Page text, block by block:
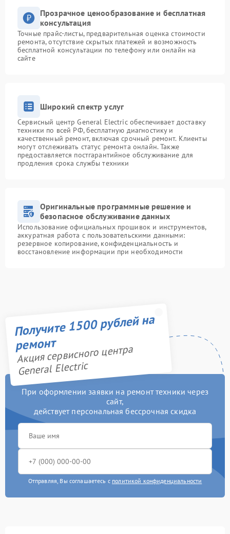
Прозрачное ценообразование и бесплатная
консультация
Точные прайс-листы, предварительная оценка стоимости
ремонта, отсутствие скрытых платежей и возможность
бесплатной консультации по телефону или онлайн на
сайте
Широкий спектр услуг
Сервисный центр General Electric обеспечивает доставку
техники по всей РФ, бесплатную диагностику и
качественный ремонт, включая срочный ремонт. Клиенты
могут отслеживать статус ремонта онлайн. Также
предоставляется постгарантийное обслуживание для
продления срока службы техники
Оригинальные программные решение и
безопасное обслуживание данных
Использование официальных прошивок и инструментов,
аккуратная работа с пользовательскими данными:
резервное копирование, конфиденциальность и
восстановление информации при необходимости
Получите 1500 рублей на
ремонт
Акция сервисного центра
General Electric
При оформлении заявки на ремонт техники через
сайт,
действует персональная бессрочная скидка
Отправляя, Вы соглашаетесь с политикой конфиденциальности